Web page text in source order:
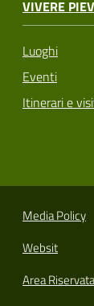
VIVERE
Luoghi
Eventi
Itinerari e
Media Policy
Websit
Area